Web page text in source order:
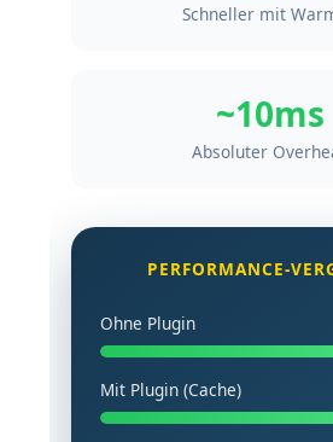
Schneller mit
~10ms
Absoluter
PERFORMANCE-
Ohne Plugin
Mit Plugin (Cache)